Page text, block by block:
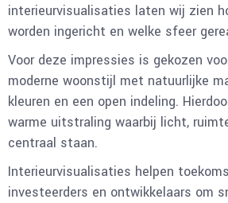
interieurvisualisaties laten wij zien
worden ingericht en welke sfeer
Voor deze impressies is gekozen
moderne woonstijl met natuurlijke
kleuren en een open indeling.
warme uitstraling waarbij licht,
centraal staan.
Interieurvisualisaties helpen
investeerders en ontwikkelaars om